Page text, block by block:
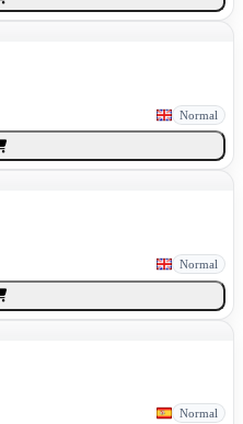
Normal
Normal
Normal